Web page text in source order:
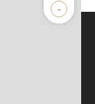
-